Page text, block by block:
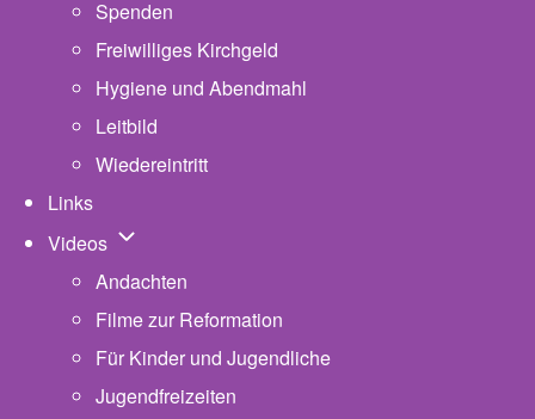
Spenden
Freiwilliges Kirchgeld
Hygiene und Abendmahl
Leitbild
Wiedereintritt
Links
Videos Unternavigation von Videos
Andachten
Filme zur Reformation
Für Kinder und Jugendliche
Jugendfreizeiten